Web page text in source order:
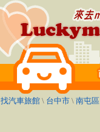
找汽車旅館 \ 台中市 \ 南屯區